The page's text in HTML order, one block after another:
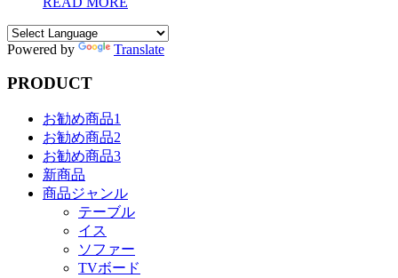
Powered by Translate
PRODUCT
お勧め商品1
お勧め商品2
お勧め商品3
新商品
商品ジャンル
テーブル
イス
ソファー
TVボード